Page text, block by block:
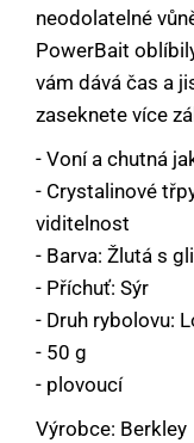
neodolatelné
PowerBait
vám dává čas a
zaseknete více
- Voní a chutná
- Crystalinové
viditelnost
- Barva: Žlutá s
- Příchuť: Sýr
- Druh rybolovu:
- 50 g
- plovoucí
Výrobce: Berkley